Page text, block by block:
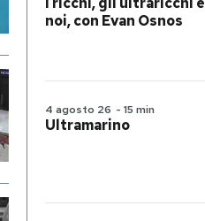
noi, con Evan Osnos
4 agosto 26 - 15 min
Ultramarino